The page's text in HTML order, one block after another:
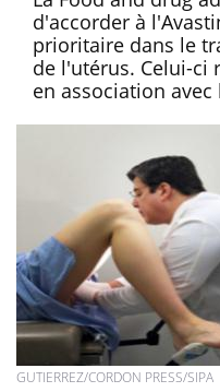
d'accorder à
prioritaire dans le
de l'utérus. Celui-ci
en association
GUTIERREZ/CORDON PRESS/SIPA